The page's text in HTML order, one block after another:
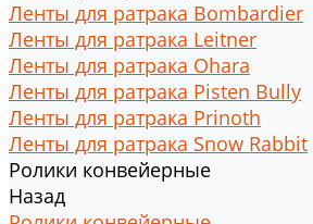
Ленты для ратрака Bombardier
Ленты для ратрака Leitner
Ленты для ратрака Ohara
Ленты для ратрака Pisten Bully
Ленты для ратрака Prinoth
Ленты для ратрака Snow Rabbit
Ролики конвейерные
Назад